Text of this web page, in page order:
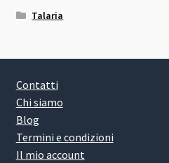
Talaria
Contatti
Chi siamo
Blog
Termini e condizioni
Il mio account